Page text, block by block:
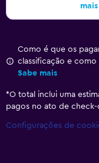
Como é que os
classificação e como
Sabe mais
*O total inclui uma
pagos no ato de check-
Configurações de